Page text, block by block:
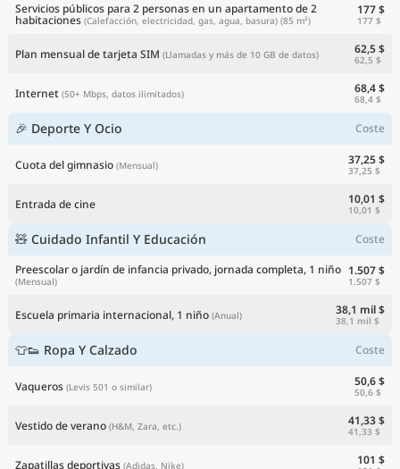
Servicios públicos para 2 personas en un apartamento de 2
habitaciones (Calefacción, electricidad, gas, agua, basura) (85 m²)
177 $
177 $
Plan mensual de tarjeta SIM (Llamadas y más de 10 GB de datos) 62,5 $
62,5 $
Internet (50+ Mbps, datos ilimitados) 68,4 $
68,4 $
🎉 Deporte Y Ocio Coste
Cuota del gimnasio (Mensual) 37,25 $
37,25 $
Entrada de cine 10,01 $
10,01 $
🧸 Cuidado Infantil Y Educación
Coste
Preescolar o jardín de infancia privado, jornada completa, 1 niño
(Mensual)
1.507 $
1.507 $
Escuela primaria internacional, 1 niño (Anual) 38,1 mil $
38,1 mil $
👕👟 Ropa Y Calzado Coste
Vaqueros (Levis 501 o similar) 50,6 $
50,6 $
Vestido de verano (H&M, Zara, etc.) 41,33 $
41,33 $
Zapatillas deportivas (Adidas, Nike) 101 $